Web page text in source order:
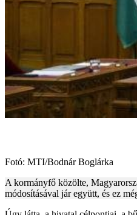
Fotó: MTI/Bodnár Boglárka
A kormányfő közölte,
módosításával jár együtt, és ez